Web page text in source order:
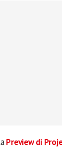
Preview di